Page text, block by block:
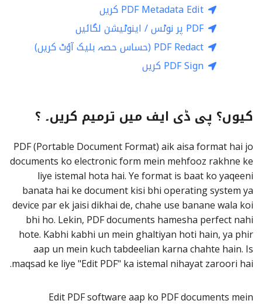
PDF Metadata Edit کریں
PDF پر نوٹس / اینوٹیشن لگائیں
PDF Redact (حساس حصہ بلیک آؤٹ کریں)
PDF Sign کریں
کیوں؟ پی ڈی ایف میں ترمیم کریں۔ ؟
PDF (Portable Document Format) aik aisa format hai jo
documents ko electronic form mein mehfooz rakhne ke
liye istemal hota hai. Ye format is baat ko yaqeeni
banata hai ke document kisi bhi operating system ya
device par ek jaisi dikhai de, chahe use banane wala koi
bhi ho. Lekin, PDF documents hamesha perfect nahi
hote. Kabhi kabhi un mein ghaltiyan hoti hain, ya phir
aap un mein kuch tabdeelian karna chahte hain. Is
maqsad ke liye "Edit PDF" ka istemal nihayat zaroori hai.
Edit PDF software aap ko PDF documents mein